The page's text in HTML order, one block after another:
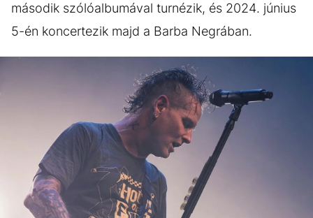
második szólóalbumával turnézik, és 2024. június
5-én koncertezik majd a Barba Negrában.